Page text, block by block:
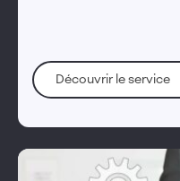
Découvrir le service